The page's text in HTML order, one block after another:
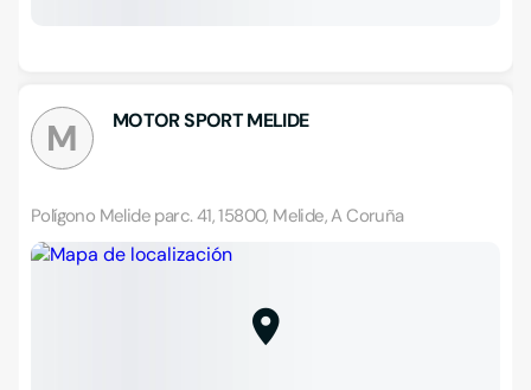
M MOTOR SPORT MELIDE
Polígono Melide parc. 41, 15800, Melide, A Coruña